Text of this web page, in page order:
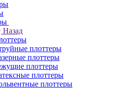
Назад
плоттеры
плоттеры
плоттеры
плоттеры
плоттеры